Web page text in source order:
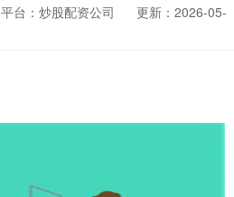
平台：炒股配资公司
更新：2026-05-